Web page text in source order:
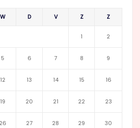
W D V Z Z
1 2
5 6 7 8 9
12 13 14 15 16
19 20 21 22 23
26 27 28 29 30